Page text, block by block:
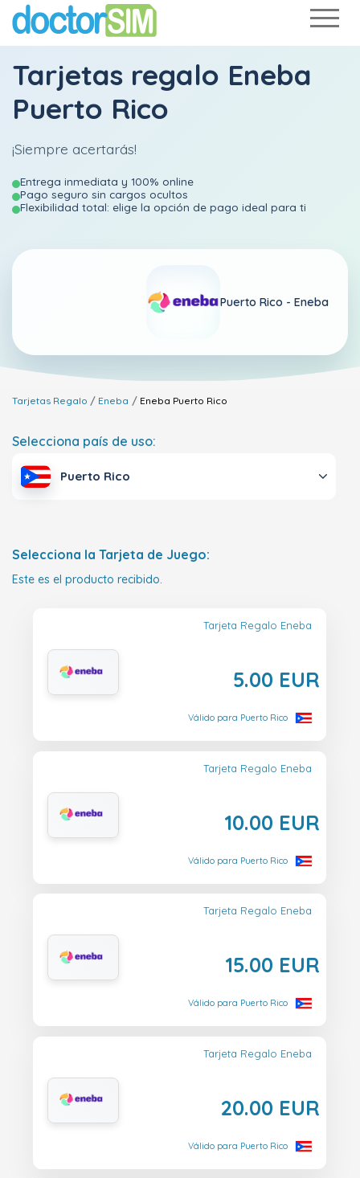
Tarjetas regalo Eneba
Puerto Rico
¡Siempre acertarás!
Entrega inmediata y 100% online
Pago seguro sin cargos ocultos
Flexibilidad total: elige la opción de pago ideal para ti
Puerto Rico - Eneba
Tarjetas Regalo Eneba Eneba Puerto Rico
Selecciona país de uso:
Puerto Rico
Selecciona la Tarjeta de Juego:
Este es el producto recibido.
Tarjeta Regalo Eneba
5.00 EUR
Válido para Puerto Rico
Tarjeta Regalo Eneba
10.00 EUR
Válido para Puerto Rico
Tarjeta Regalo Eneba
15.00 EUR
Válido para Puerto Rico
Tarjeta Regalo Eneba
20.00 EUR
Válido para Puerto Rico